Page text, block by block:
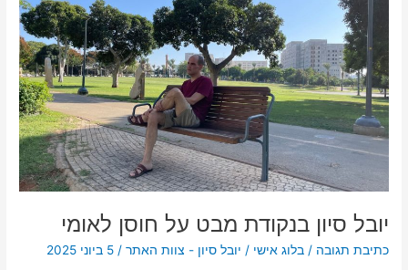
יובל סיון בנקודת מבט על חוסן לאומי
כתיבת תגובה /בלוג אישי / יובל סיון - צוות האתר/5 ביוני 2025
בנקודת
מבט
על
חוסן
לאומי